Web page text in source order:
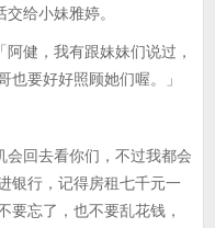
给小妹雅婷。
健，我有跟妹妹们说过，
也要好好照顾她们喔。」
回去看你们，不过我都会
银行，记得房租七千元一
要忘了，也不要乱花钱，